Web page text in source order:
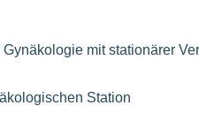
mit stationärer
Station